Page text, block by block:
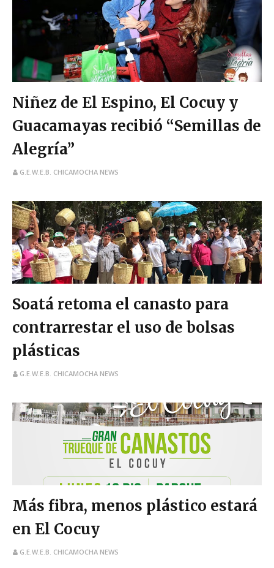
Niñez de El Espino, El Cocuy y
Guacamayas recibió “Semillas de
Alegría”
G.E.W.E.B. CHICAMOCHA NEWS
Soatá retoma el canasto para
contrarrestar el uso de bolsas
plásticas
G.E.W.E.B. CHICAMOCHA NEWS
Más fibra, menos plástico estará
en El Cocuy
G.E.W.E.B. CHICAMOCHA NEWS